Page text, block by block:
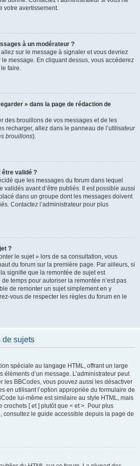
votre avertissement.
à un modérateur ?
allez sur le message à signaler et vous devriez
message. En cliquant dessus, vous accéderez
faire.
» dans la page de rédaction de
des brouillons de vos messages et de les
recharger, allez dans le panneau de l’utilisateur
brouillons).
être validé ?
que les messages du forum dans lequel
validés avant d’être publiés. Il est possible aussi
dans un groupe dont les messages doivent
Contactez l’administrateur pour plus
?
le sujet » lors de sa consultation, vous
du forum sur la première page. Par ailleurs, si
signifie que la remontée de sujet est
temps pour autoriser la remontée n’est pas
de remonter un sujet simplement en y
vous de respecter les règles du forum en le
de sujets
spéciale au langage HTML, offrant un large
éléments d’un message. L’administrateur peut
les BBCodes, vous pouvez aussi les désactiver
en utilisant l’option appropriée du formulaire de
lui-même est similaire au style HTML, mais
crochets [ et ] plutôt que < et >. Pour plus
consultez le guide accessible depuis la page de